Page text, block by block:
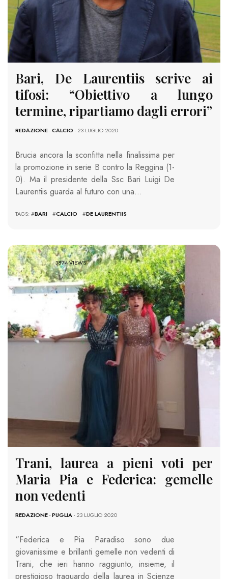
Bari, De Laurentiis scrive ai
tifosi: “Obiettivo a lungo
termine, ripartiamo dagli errori”
REDAZIONE-CALCIO - 23 LUGLIO 2020
Brucia ancora la sconfitta nella finalissima per
la promozione in serie B contro la Reggina (1-
0). Ma il presidente della Ssc Bari Luigi De
Laurentiis guarda al futuro con una…
TAGS: #BARI #CALCIO #DE LAURENTIIS
3874 VIEWS
Trani, laurea a pieni voti per
Maria Pia e Federica: gemelle
non vedenti
REDAZIONE-PUGLIA- 23 LUGLIO 2020
“Federica e Pia Paradiso sono due
giovanissime e brillanti gemelle non vedenti di
Trani, che ieri hanno raggiunto, insieme, il
prestigioso traguardo della laurea in Scienze